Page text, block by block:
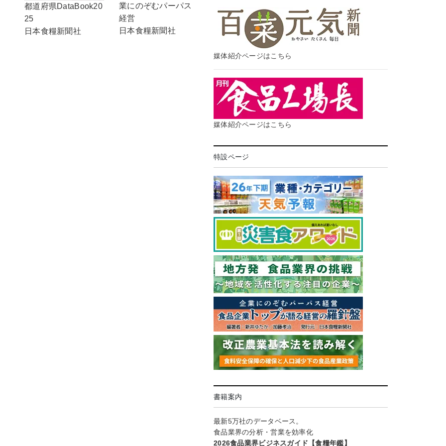
都道府県DataBook20
25
日本食糧新聞社
業にのぞむパーパス
経営
日本食糧新聞社
媒体紹介ページはこちら
媒体紹介ページはこちら
特設ページ
書籍案内
最新5万社のデータベース。
食品業界の分析・営業を効率化
2026食品業界ビジネスガイド【食糧年鑑】